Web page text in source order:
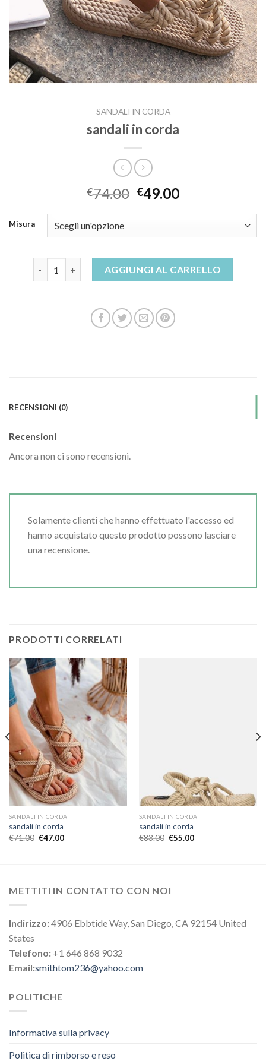
SANDALI IN CORDA
sandali in corda
€74.00 €49.00
Misura
AGGIUNGI AL CARRELLO
RECENSIONI (0)
Recensioni
Ancora non ci sono recensioni.
Solamente clienti che hanno effettuato l'accesso ed
hanno acquistato questo prodotto possono lasciare
una recensione.
PRODOTTI CORRELATI
SANDALI IN CORDA
sandali in corda
€71.00 €47.00
SANDALI IN CORDA
sandali in corda
€83.00 €55.00
METTITI IN CONTATTO CON NOI
Indirizzo:4906 Ebbtide Way, San Diego, CA 92154 United
States
Telefono: +1 646 868 9032
Email:smithtom236@yahoo.com
POLITICHE
Informativa sulla privacy
Politica di rimborso e reso